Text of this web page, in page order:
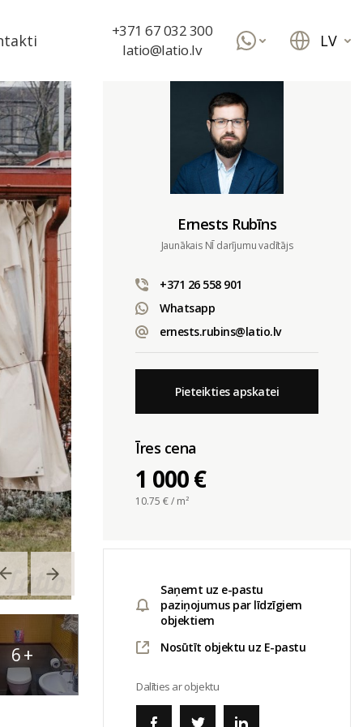
+371 67 032 300
latio@latio.lv
LV
6+
Ernests Rubīns
Jaunākais NĪ darījumu vadītājs
+371 26 558 901
Whatsapp
ernests.rubins@latio.lv
Pieteikties apskatei
Īres cena
1 000 €
10.75 € / m²
Saņemt uz e-pastu
paziņojumus par līdzīgiem
objektiem
Nosūtīt objektu uz E-pastu
Dalīties ar objektu